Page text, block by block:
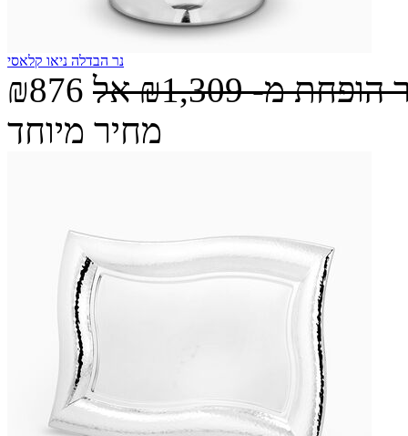
נר הבדלה ניאו קלאסי
₪876 הופחת מ-₪1,309 אל
מחיר מיוחד